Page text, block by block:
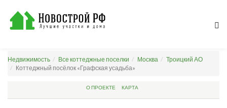
Недвижимость Все коттеджные поселки Москва
Троицкий АО
Коттеджный посёлок «Графская усадьба»
О ПРОЕКТЕ КАРТА